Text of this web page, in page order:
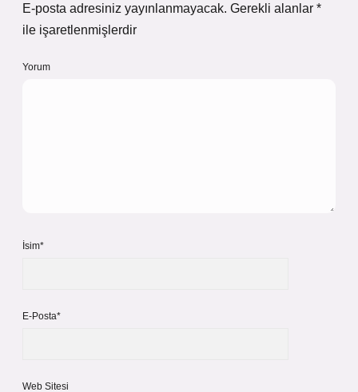
E-posta adresiniz yayınlanmayacak. Gerekli alanlar *
ile işaretlenmişlerdir
Yorum
İsim*
E-Posta*
Web Sitesi